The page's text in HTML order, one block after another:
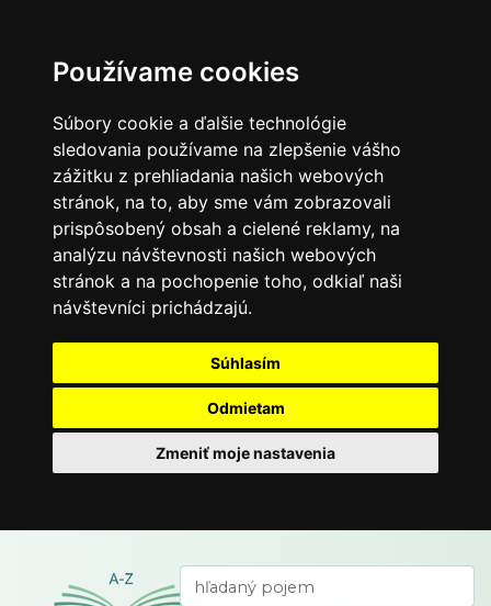
Používame cookies
Súbory cookie a ďalšie technológie
sledovania používame na zlepšenie vášho
zážitku z prehliadania našich webových
stránok, na to, aby sme vám zobrazovali
prispôsobený obsah a cielené reklamy, na
analýzu návštevnosti našich webových
stránok a na pochopenie toho, odkiaľ naši
návštevníci prichádzajú.
Súhlasím
Odmietam
Zmeniť moje nastavenia